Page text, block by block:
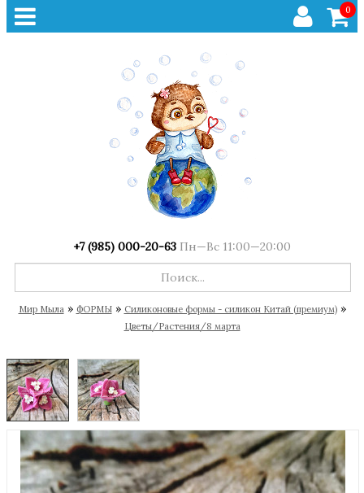
0
+7 (985) 000-20-63 Пн—Вс 11:00—20:00
Мир Мыла » ФОРМЫ » Cиликоновые формы - силикон Китай (премиум) »
Цветы/Растения/8 марта